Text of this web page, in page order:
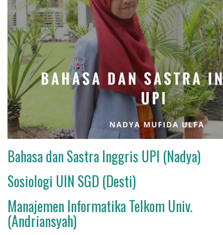
Bahasa dan Sastra Inggris UPI (Nadya)
Sosiologi UIN SGD (Desti)
Manajemen Informatika Telkom Univ.
(Andriansyah)